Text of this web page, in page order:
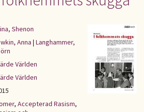
Shenon
Anna | Langhammer,
Världen
Världen
, Accepterad Rasism,